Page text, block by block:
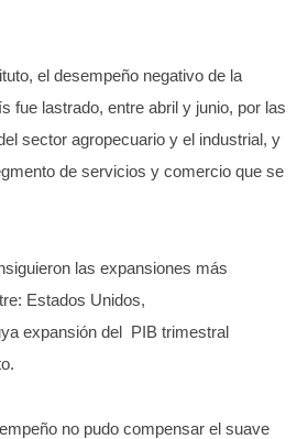
el desempeño negativo de la
fue lastrado, entre abril y junio, por las
sector agropecuario y el industrial, y
de servicios y comercio que se
las expansiones más
Estados Unidos,
expansión del PIB trimestral
no pudo compensar el suave